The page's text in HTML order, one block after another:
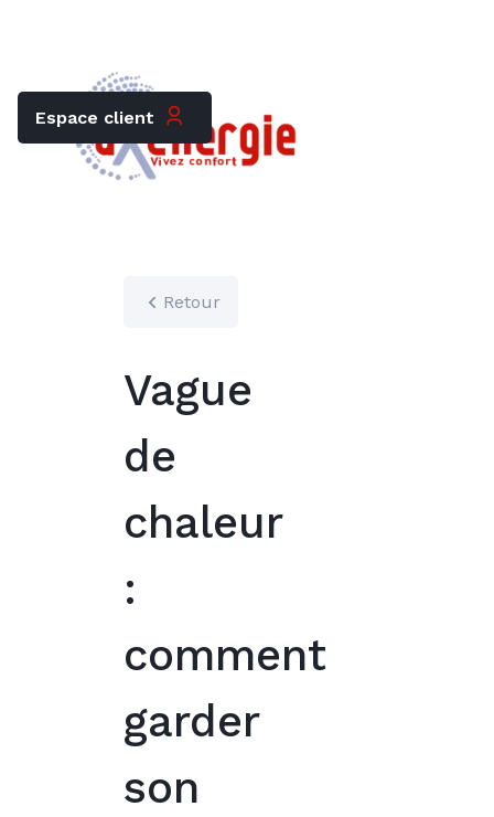
Espace client
Retour
Vague
de
chaleur
:
comment
garder
son